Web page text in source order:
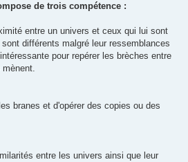
de trois compétence :
entre un univers et ceux qui lui sont
différents malgré leur ressemblances
pour repérer les brèches entre
mènent.
branes et d'opérer des copies ou des
entre les univers ainsi que leur